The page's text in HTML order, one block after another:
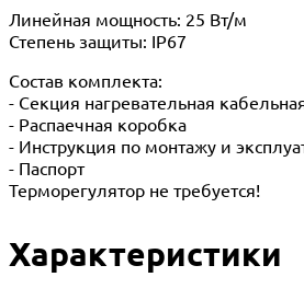
Линейная мощность: 25 Вт/м
Степень защиты: IP67
Состав комплекта:
- Секция нагревательная
- Распаечная коробка
- Инструкция по монтажу и
- Паспорт
Терморегулятор не требуется!
Характеристики